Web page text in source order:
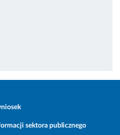
sektora publicznego